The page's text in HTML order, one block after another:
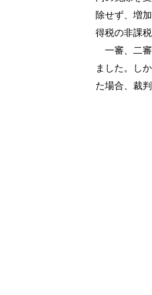
除せず、増
得税の非課
一審、二審
ました。し
た場合、裁